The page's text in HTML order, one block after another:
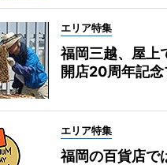
エリア特集
福岡三越、屋上
開店20周年記
エリア特集
福岡の百貨店で